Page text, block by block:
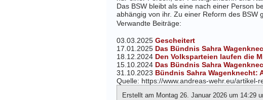
Das BSW bleibt als eine nach einer Person
abhängig von ihr. Zu einer Reform des BSW
Verwandte Beiträge:
03.03.2025 Gescheitert
17.01.2025 Das Bündnis Sahra
18.12.2024 Den Volksparteien laufen die
15.10.2024 Das Bündnis Sahra
31.10.2023 Bündnis Sahra Wagenknecht:
Quelle: https://www.andreas-wehr.eu/artikel-
Erstellt am Montag 26. Januar 2026 um 14:29